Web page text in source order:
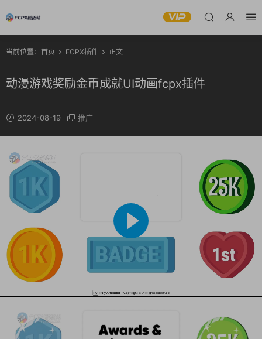
当前位置： 首页 FCPX插件 正文
动漫游戏奖励金币成就UI动画fcpx插件
2024-08-19 推广